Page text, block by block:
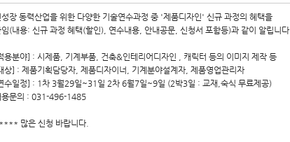
장 동력산업을 위한 다양한 기술연수과정 중 '제품디자인' 신규 과정의 혜택을
(내용: 신규 과정 혜택(할인), 연수내용, 안내공문, 신청서 포함등)과 같이 알립니다.
용분야] : 시제품, 기계부품, 건축&인테리어디자인 , 캐릭터 등의 이미지 제작 등
상] : 제품기획담당자, 제품디자이너, 기계분야설계자, 제품영업관리자
수일정] : 1차 3월29일~31일 2차 6월7일~9일 (2박3일 : 교재,숙식 무료제공)
용문의 : 031-496-1485
많은 신청 바랍니다.